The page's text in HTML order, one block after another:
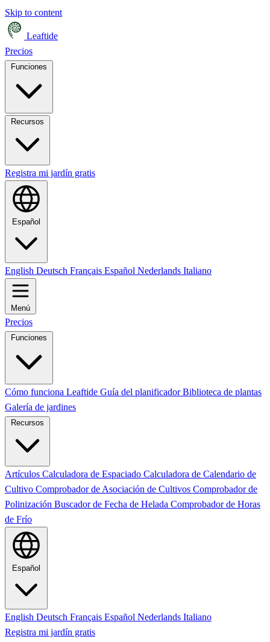
Skip to content
Leaftide
Precios
Registra mi jardín gratis
Español
English Deutsch Français Español Nederlands Italiano
Menú
Precios
Funciones
Cómo funciona Leaftide Guía del planificadorBiblioteca de plantas
Galería de jardines
Recursos
Artículos Calculadora de Espaciado Calculadora de Calendario de
Cultivo Comprobador de Asociación de Cultivos Comprobador de
Polinización Buscador de Fecha de Helada Comprobador de Horas
de Frío
Español
English Deutsch Français Español Nederlands Italiano
Registra mi jardín gratis